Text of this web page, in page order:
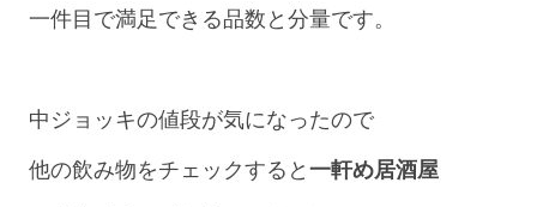
一件目で満足できる品数と分量です。
中ジョッキの値段が気になったので
他の飲み物をチェックすると 一軒め居酒屋